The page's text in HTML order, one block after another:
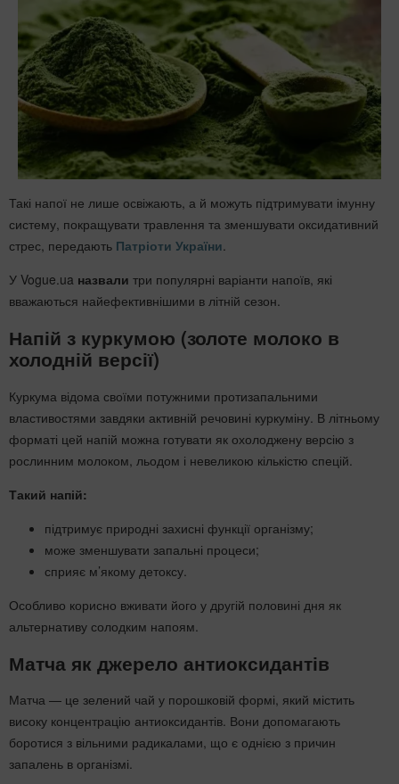
Такі напої не лише освіжають, а й можуть підтримувати імунну
систему, покращувати травлення та зменшувати оксидативний
стрес, передають Патріоти України
У Vogue.ua назвали три популярні варіанти напоїв, які
вважаються найефективнішими в літній сезон.
Напій з куркумою (золоте молоко в
холодній версії)
Куркума відома своїми потужними протизапальними
властивостями завдяки активній речовині куркуміну. В літньому
форматі цей напій можна готувати як охолоджену версію з
рослинним молоком, льодом і невеликою кількістю спецій.
Такий напій:
підтримує природні захисні функції організму;
може зменшувати запальні процеси;
сприяє м’якому детоксу.
Особливо корисно вживати його у другій половині дня як
альтернативу солодким напоям.
Матча як джерело антиоксидантів
Матча — це зелений чай у порошковій формі, який містить
високу концентрацію антиоксидантів. Вони допомагають
боротися з вільними радикалами, що є однією з причин
запалень в організмі.